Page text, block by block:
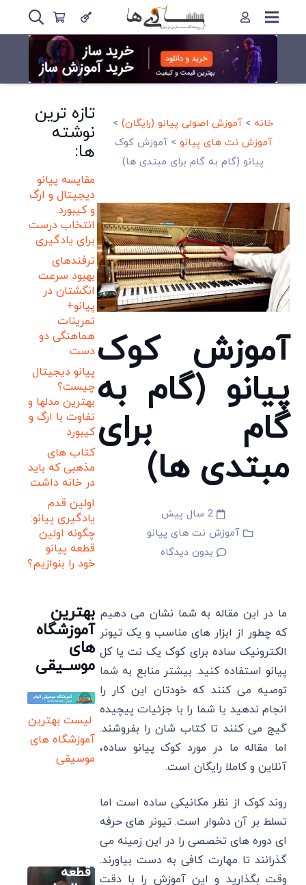
خانه >آموزش اصولی پیانو (رایگان)>
آموزش نت های پیانو >آموزش کوک
پیانو (گام به گام برای مبتدی ها)
آموزش کوک
پیانو (گام به
گام برای
مبتدی ها)
2 سال پیش
آموزش نت های پیانو
بدون دیدگاه
ما در این مقاله به شما نشان می دهیم
که چطور از ابزار های مناسب و یک تیونر
الکترونیک ساده برای کوک یک نت یا کل
پیانو استفاده کنید. بیشتر منابع به شما
توصیه می کنند که خودتان این کار را
انجام ندهید یا شما را با جزئیات پیچیده
گیج می کنند تا کتاب شان را بفروشند.
اما مقاله ما در مورد کوک پیانو ساده،
آنلاین و کاملا رایگان است.
روند کوک از نظر مکانیکی ساده است اما
تسلط بر آن دشوار است. تیونر های حرفه
ای دوره های تخصصی را در این زمینه می
گذرانند تا مهارت کافی به دست بیاورند.
وقت بگذارید و این آموزش را با دقت
تازه ترین
نوشته
ها:
مقایسه پیانو
دیجیتال و ارگ
و کیبورد:
انتخاب درست
برای یادگیری
ترفندهای
بهبود سرعت
انگشتان در
پیانو+
تمرینات
هماهنگی دو
دست
پیانو دیجیتال
چیست؟
بهترین مدلها و
تفاوت با ارگ و
کیبورد
کتاب های
مذهبی که باید
در خانه داشت
اولین قدم
یادگیری پیانو:
چگونه اولین
قطعه پیانو
خود را بنوازیم؟
بهترین
آموزشگاه
های
موســیقی
لیست بهترین
آموزشگاه های
موسیقی
آموزش اصولی
قطعه
تمرین